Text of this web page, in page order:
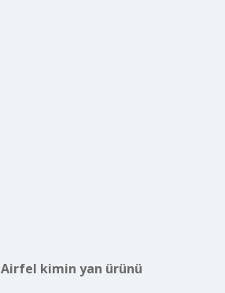
Airfel kimin yan ürünü